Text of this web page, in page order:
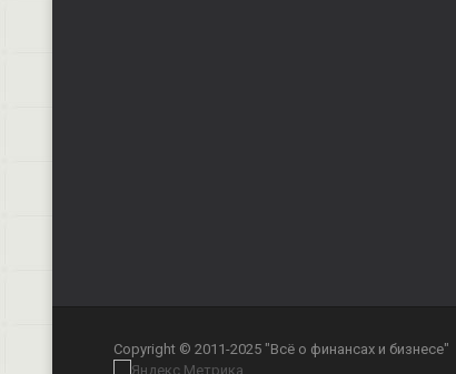
Copyright © 2011-2025 "Всё о финансах и бизнесе"